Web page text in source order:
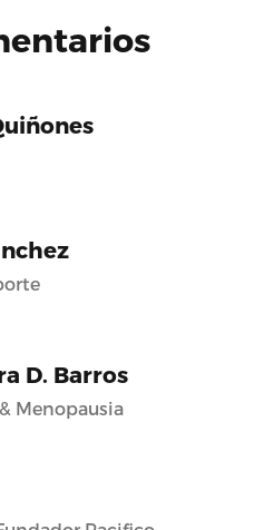
D. Barros
Menopausia